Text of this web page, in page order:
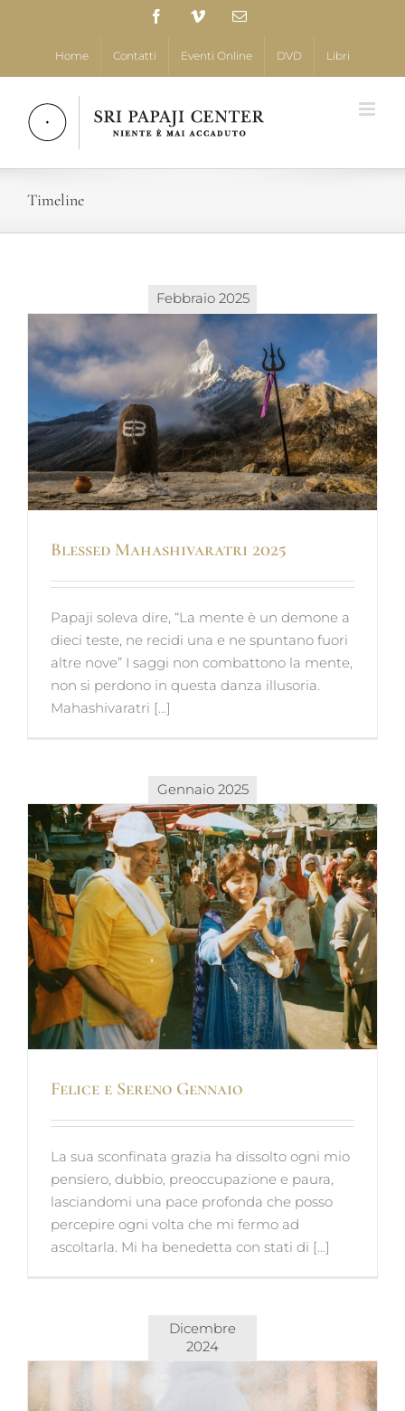
contenuto
FacebookVimeo Email
Home Contatti Eventi Online DVD Libri
Timeline
Febbraio 2025
Blessed Mahashivaratri 2025
Papaji soleva dire, “La mente è un demone a
dieci teste, ne recidi una e ne spuntano fuori
altre nove” I saggi non combattono la mente,
non si perdono in questa danza illusoria.
Mahashivaratri [...]
Gennaio 2025
Felice e Sereno Gennaio
La sua sconfinata grazia ha dissolto ogni mio
pensiero, dubbio, preoccupazione e paura,
lasciandomi una pace profonda che posso
percepire ogni volta che mi fermo ad
ascoltarla. Mi ha benedetta con stati di [...]
Dicembre
2024